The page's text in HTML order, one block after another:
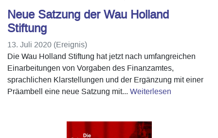
Neue Satzung der Wau Holland
Stiftung
13. Juli 2020 (Ereignis)
Die Wau Holland Stiftung hat jetzt nach umfangreichen
Einarbeitungen von Vorgaben des Finanzamtes,
sprachlichen Klarstellungen und der Ergänzung mit einer
Präambell eine neue Satzung mit... Weiterlesen